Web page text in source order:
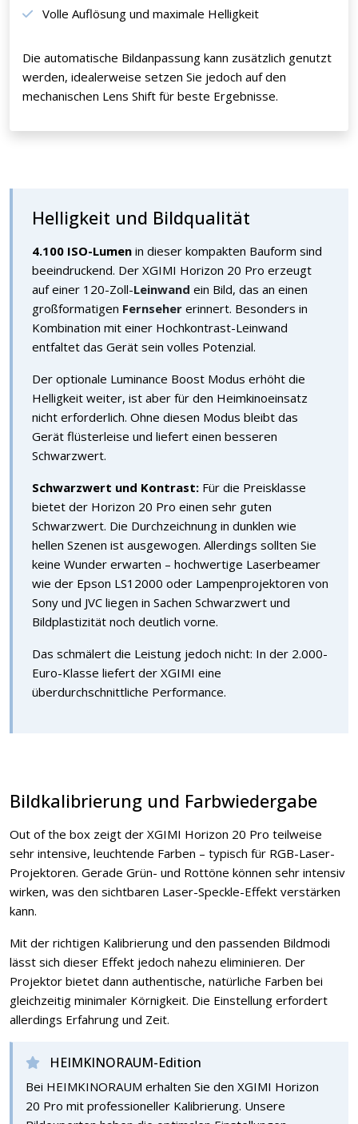
Volle Auflösung und maximale Helligkeit
Die automatische Bildanpassung kann zusätzlich genutzt
werden, idealerweise setzen Sie jedoch auf den
mechanischen Lens Shift für beste Ergebnisse.
Helligkeit und Bildqualität
4.100 ISO-Lumen in dieser kompakten Bauform sind
beeindruckend. Der XGIMI Horizon 20 Pro erzeugt
auf einer 120-Zoll-Leinwand ein Bild, das an einen
großformatigen Fernseher erinnert. Besonders in
Kombination mit einer Hochkontrast-Leinwand
entfaltet das Gerät sein volles Potenzial.
Der optionale Luminance Boost Modus erhöht die
Helligkeit weiter, ist aber für den Heimkinoeinsatz
nicht erforderlich. Ohne diesen Modus bleibt das
Gerät flüsterleise und liefert einen besseren
Schwarzwert.
Schwarzwert und Kontrast: Für die Preisklasse
bietet der Horizon 20 Pro einen sehr guten
Schwarzwert. Die Durchzeichnung in dunklen wie
hellen Szenen ist ausgewogen. Allerdings sollten Sie
keine Wunder erwarten – hochwertige Laserbeamer
wie der Epson LS12000 oder Lampenprojektoren von
Sony und JVC liegen in Sachen Schwarzwert und
Bildplastizität noch deutlich vorne.
Das schmälert die Leistung jedoch nicht: In der 2.000-
Euro-Klasse liefert der XGIMI eine
überdurchschnittliche Performance.
Bildkalibrierung und Farbwiedergabe
Out of the box zeigt der XGIMI Horizon 20 Pro teilweise
sehr intensive, leuchtende Farben – typisch für RGB-Laser-
Projektoren. Gerade Grün- und Rottöne können sehr intensiv
wirken, was den sichtbaren Laser-Speckle-Effekt verstärken
kann.
Mit der richtigen Kalibrierung und den passenden Bildmodi
lässt sich dieser Effekt jedoch nahezu eliminieren. Der
Projektor bietet dann authentische, natürliche Farben bei
gleichzeitig minimaler Körnigkeit. Die Einstellung erfordert
allerdings Erfahrung und Zeit.
HEIMKINORAUM-Edition
Bei HEIMKINORAUM erhalten Sie den XGIMI Horizon
20 Pro mit professioneller Kalibrierung. Unsere